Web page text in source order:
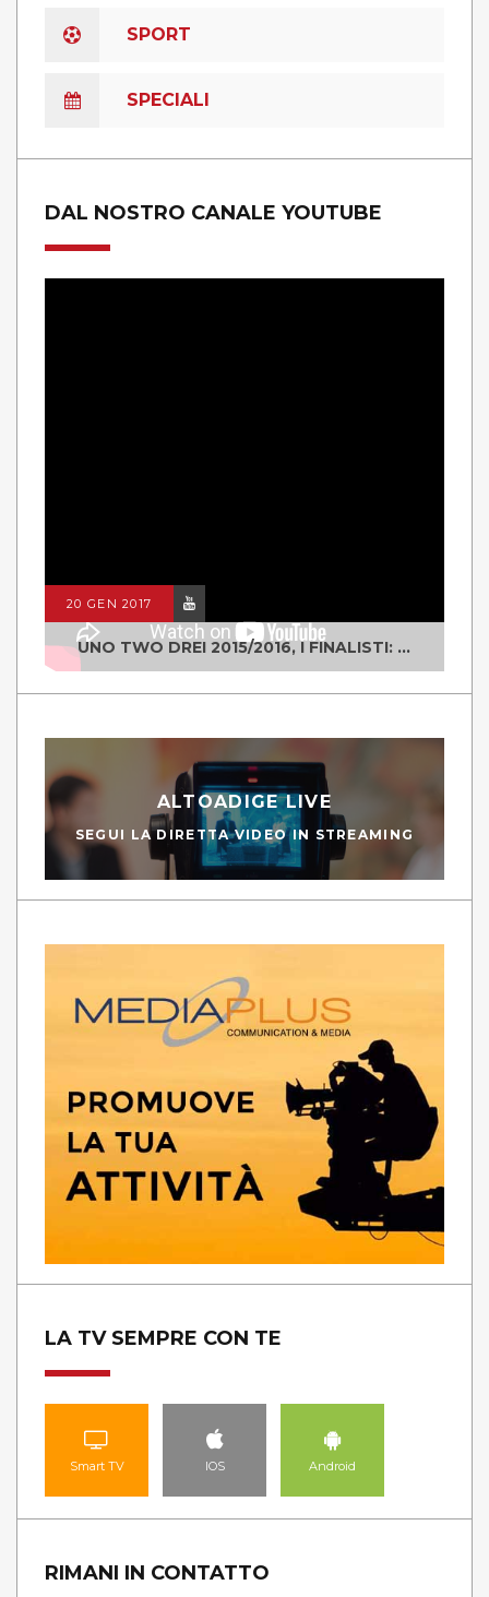
SPORT
SPECIALI
DAL NOSTRO CANALE YOUTUBE
20 GEN 2017
UNO TWO DREI 2015/2016, I FINALISTI: CLASSE IV ALS ISTITUTO "DEGASPERI" BORGO VALSUGANA
ALTOADIGE LIVE
SEGUI LA DIRETTA VIDEO IN STREAMING
LA TV SEMPRE CON TE
Smart TV IOS Android
RIMANI IN CONTATTO